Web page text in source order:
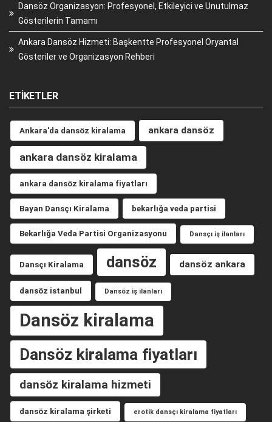
Dansöz Organizasyon: Profesyonel, Etkileyici ve Unutulmaz
Gösterilerin Tamamı
Ankara Dansöz Hizmeti: Başkentte Profesyonel Oryantal
Gösteriler ve Organizasyon Rehberi
ETIKETLER
Ankara'da dansöz kiralama ankara dansöz
ankara dansöz kiralama
ankara dansöz kiralama fiyatları
Bayan Dansçı Kiralama bekarlığa veda partisi
Bekarlığa Veda Partisi Organizasyonu Dansçı iş ilanları
Dansçı Kiralama dansöz dansöz ankara
dansöz istanbul Dansöz iş ilanları
Dansöz kiralama
Dansöz kiralama fiyatları
dansöz kiralama hizmeti
dansöz kiralama şirketi erotik dansçı kiralama fiyatları